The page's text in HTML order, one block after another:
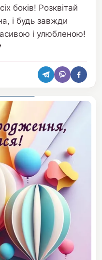
боків! Розквітай
і будь завжди
і улюбленою!